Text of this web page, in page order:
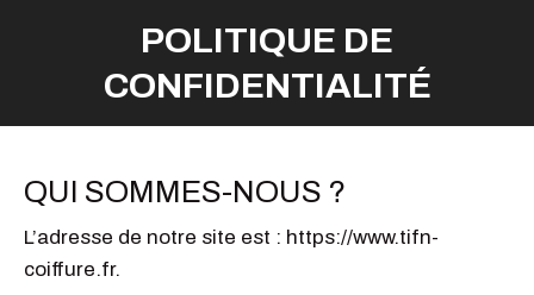
POLITIQUE DE
CONFIDENTIALITÉ
QUI SOMMES-NOUS ?
L’adresse de notre site est : https://www.tifn-
coiffure.fr.